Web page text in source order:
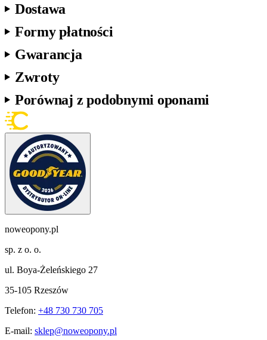
Dostawa
Formy płatności
Gwarancja
Zwroty
Porównaj z podobnymi oponami
noweopony.pl
sp. z o. o.
ul. Boya-Żeleńskiego 27
35-105 Rzeszów
Telefon: +48 730 730 705
E-mail: sklep@noweopony.pl